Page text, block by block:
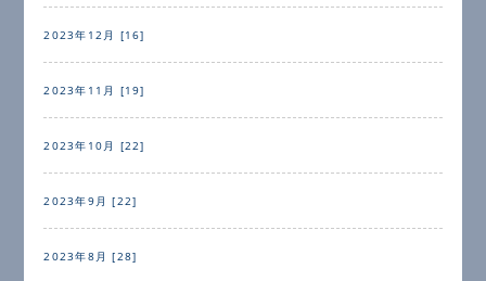
2023年12月 [16]
2023年11月 [19]
2023年10月 [22]
2023年9月 [22]
2023年8月 [28]